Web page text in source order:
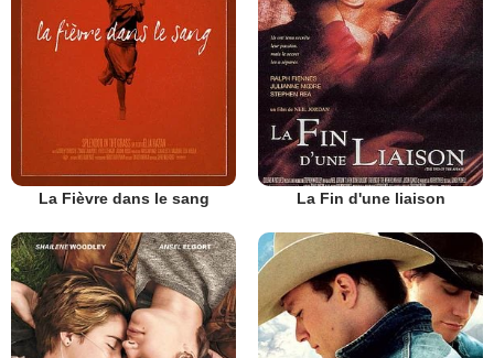
La Fièvre dans le sang La Fin d'une liaison